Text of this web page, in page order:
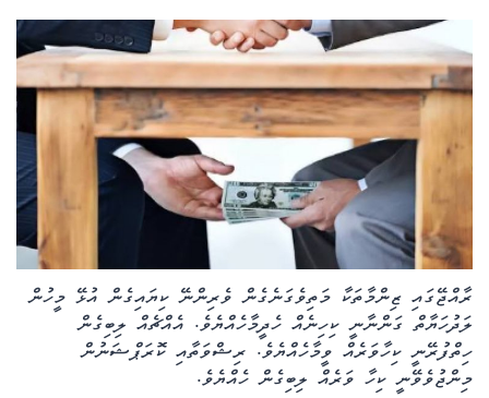
ކޮލަމް
ދޭސީ ހަބަރު
އަވަސްކަޅި
ބިދޭސީ ހަބަރު
ތަސްވީރު
ހަށިހެޔޮވެށި
ބަހަވީވެށި
ރާއްޖޭގައި ޒިންމާތަކާ މަތިވެގަނެގެން ވެރިންނޭ ކިޔައިގެން އުޅޭ މީހުން
ލަދުހަޔާތް ގަންނާނީ ކިހިނެއް ހެދީމާހެއްޔެވެ. އެއްޗެއް ލިބިގެން
ހިތްފުރޭނީ ކިހާވަރެއް ވީމާހެއްޔެވެ. ރިޝްވަތާއި ކޮރަޕްޝަނުން
މިންޖުވެވޭނީ ކިހާ ވަރެއް ލިބިގެން ހެއްޔެވެ.